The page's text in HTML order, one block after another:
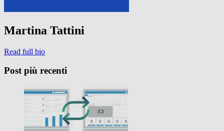
Martina Tattini
Read full bio
Post più recenti